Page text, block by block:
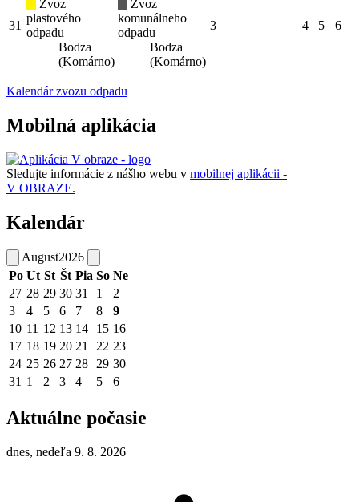
31
Zvoz
plastového
odpadu
Bodza
(Komárno)
Zvoz
komunálneho
odpadu
Bodza
(Komárno)
3 4 5 6
Kalendár zvozu odpadu
Mobilná aplikácia
Sledujte informácie z nášho webu v mobilnej aplikácii -
V OBRAZE.
Kalendár
August2026
Po Ut St Št Pia So Ne
27 28 29 30 31 1
2
3
4 5 6 7 8
9
10 11 12 13 14 15 16
17 18 19 20 21 22 23
24 25 26 27 28 29 30
31 1 2 3 4 5 6
Aktuálne počasie
dnes, nedeľa 9. 8. 2026